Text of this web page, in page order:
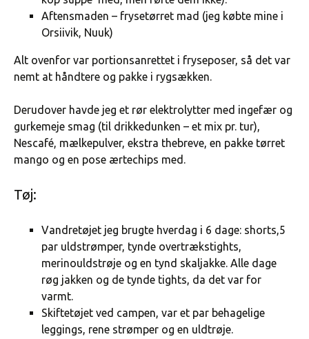
Aftensmaden – frysetørret mad (jeg købte mine i
Orsiivik, Nuuk)
Alt ovenfor var portionsanrettet i fryseposer, så det var
nemt at håndtere og pakke i rygsækken.
Derudover havde jeg et rør elektrolytter med ingefær og
gurkemeje smag (til drikkedunken – et mix pr. tur),
Nescafé, mælkepulver, ekstra thebreve, en pakke tørret
mango og en pose ærtechips med.
Tøj:
Vandretøjet jeg brugte hverdag i 6 dage: shorts,5
par uldstrømper, tynde overtrækstights,
merinouldstrøje og en tynd skaljakke. Alle dage
røg jakken og de tynde tights, da det var for
varmt.
Skiftetøjet ved campen, var et par behagelige
leggings, rene strømper og en uldtrøje.